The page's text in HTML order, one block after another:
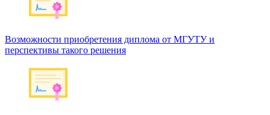
Возможности приобретения диплома от МГУТУ и
перспективы такого решения